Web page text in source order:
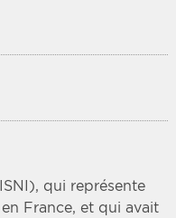
qui représente
France, et qui avait